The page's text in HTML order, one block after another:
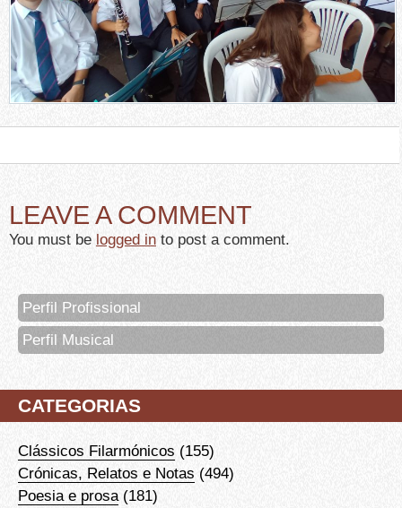
LEAVE A COMMENT
You must be logged in to post a comment.
Perfil Profissional
Perfil Musical
CATEGORIAS
Clássicos Filarmónicos (155)
Crónicas, Relatos e Notas (494)
Poesia e prosa(181)